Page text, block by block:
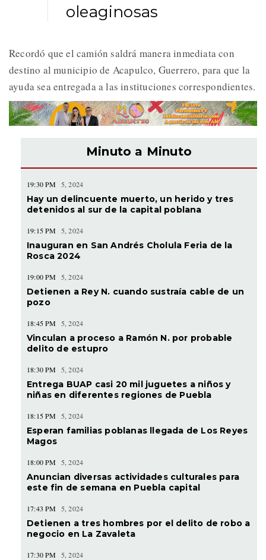
oleaginosas
Recordó que el camión saldrá manera inmediata con
destino al municipio de Acapulco, Guerrero, para que la
ayuda sea entregada a las instituciones correspondientes.
Minuto a Minuto
19:30 PM 5, 2024
Hay un delincuente muerto, un herido y tres
detenidos al sur de la capital poblana
19:15 PM 5, 2024
Inauguran en San Andrés Cholula Feria de la
Rosca 2024
19:00 PM 5, 2024
Detienen a Rey N. cuando sustraía cable de un
pozo
18:45 PM 5, 2024
Vinculan a proceso a Ramón N. por probable
delito de estupro
18:30 PM 5, 2024
Entrega BUAP casi 20 mil juguetes a niños y
niñas en diferentes regiones de Puebla
18:15 PM 5, 2024
Esperan familias poblanas llegada de Los Reyes
Magos
18:00 PM 5, 2024
Anuncian diversas actividades culturales para
este fin de semana en Puebla capital
17:43 PM 5, 2024
Detienen a tres hombres por el delito de robo a
negocio en La Zavaleta
17:30 PM 5, 2024